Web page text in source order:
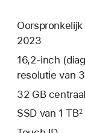
2023
16,2‑inch
resolutie van
32 GB
SSD van 1 TB2